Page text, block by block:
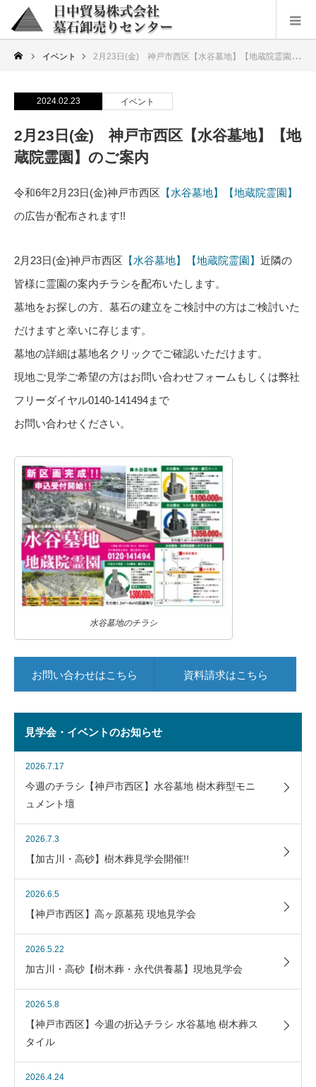
イベント 2月23日(金) 神戸市西区【水谷墓地】【地蔵院霊園】のご案内
2024.02.23 イベント
2月23日(金) 神戸市西区【水谷墓地】【地
蔵院霊園】のご案内
令和6年2月23日(金)神戸市西区 【水谷墓地】
【地蔵院霊園】
の広告が配布されます!!
2月23日(金)神戸市西区 【水谷墓地】 【地蔵院霊園】 近隣の
皆様に霊園の案内チラシを配布いたします。
墓地をお探しの方、墓石の建立をご検討中の方はご検討いた
だけますと幸いに存じます。
墓地の詳細は墓地名クリックでご確認いただけます。
現地ご見学ご希望の方はお問い合わせフォームもしくは弊社
フリーダイヤル0140-141494まで
お問い合わせください。
水谷墓地のチラシ
お問い合わせはこちら 資料請求はこちら
見学会・イベントのお知らせ
2026.7.17
今週のチラシ【神戸市西区】水谷墓地 樹木葬型モニ
ュメント壇
2026.7.3
【加古川・高砂】樹木葬見学会開催!!
2026.6.5
【神戸市西区】高ヶ原墓苑 現地見学会
2026.5.22
加古川・高砂【樹木葬・永代供養墓】現地見学会
2026.5.8
【神戸市西区】今週の折込チラシ 水谷墓地 樹木葬ス
タイル
2026.4.24